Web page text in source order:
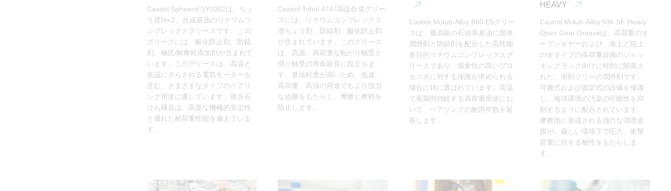
Castrol Spheerol SY1002は、ちょ
う度No.2、合成基油のリチウムコ
ンプレックスグリースです。この
グリースには、酸化防止剤、防錆
剤、極圧/耐摩耗添加剤が含まれて
います。このグリースは、高温と
低温にさらされる電気モーターを
含む、さまざまなタイプのベアリ
ング用途に適しています。複合石
けん構造は、高度な機械的安定性
と優れた耐荷重性能を備えていま
す。
Castrol Tribol 4747高温合成グリー
スには、リチウムコンプレックス
増ちょう剤、防錆剤、酸化防止剤
が含まれています。このグリース
は、高温、高荷重な転がり軸受と
滑り軸受の寿命延長に役立ちま
す。基油粘度が高いため、低速、
高荷重、高温の用途でもより強力
な油膜をもたらし、摩擦と摩耗を
防止します。
Castrol Molub-Alloy 860 ESグリー
スは、最高級の石油系基油に固体
潤滑剤と防錆剤を配合した高性能
多目的リチウムコンプレックスグ
リースであり、腐食性の高いプロ
セス水に対する保護が求められる
場合に特に選ばれています。高温
で長期間持続する高荷重用途にお
いて、ベアリングの耐用年数を延
長します。
HEAVY
Castrol Molub-Alloy 936 SF Heavy
Open Gear Greaseは、高荷重のオ
ープンギヤーおよび、海上と陸上
の全タイプの高荷重設備のジャッ
キングラック向けに特別に開発さ
れた、溶剤フリーの潤滑剤です。
可搬式および固定式の設備を保護
し、海洋環境の汚染の可能性を抑
制するように配合されています。
摩擦面に形成される強力な潤滑皮
膜が、厳しい環境下で圧力、衝撃
荷重に対する耐性をもたらしま
す。